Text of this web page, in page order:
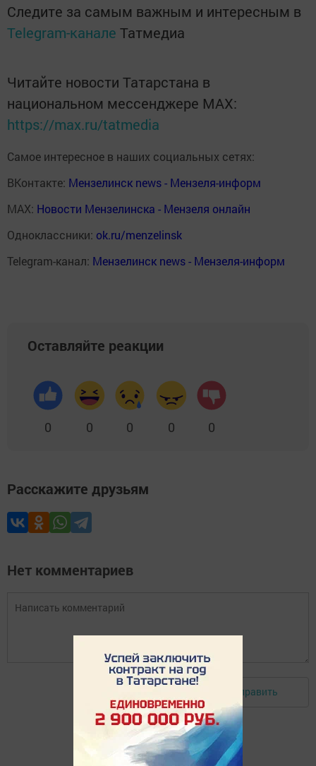
Следите за самым важным и интересным в
Telegram-канале Татмедиа
Читайте новости Татарстана в
национальном мессенджере MАХ:
https://max.ru/tatmedia
Самое интересное в наших социальных сетях:
ВКонтакте: Мензелинск news - Мензеля-информ
MAX: Новости Мензелинска - Мензеля онлайн
Одноклассники: ok.ru/menzelinsk
Telegram-канал: Мензелинск news - Мензеля-информ
Оставляйте реакции
0 0 0 0 0
Расскажите друзьям
Нет комментариев
Отправить